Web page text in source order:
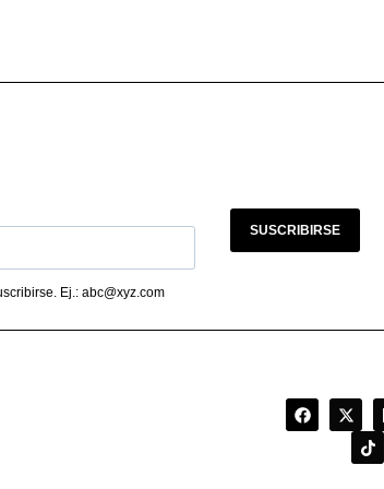
Ej.: abc@xyz.com
SUSCRIBIRSE